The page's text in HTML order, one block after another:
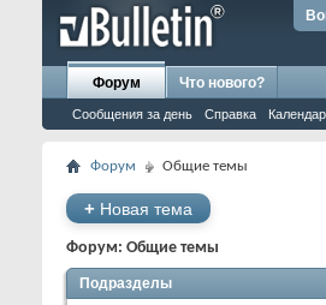
Форум
Сообщения за день Справка
Что нового?
Форум Общие темы
+ Новая тема
Форум: Общие темы
Подразделы